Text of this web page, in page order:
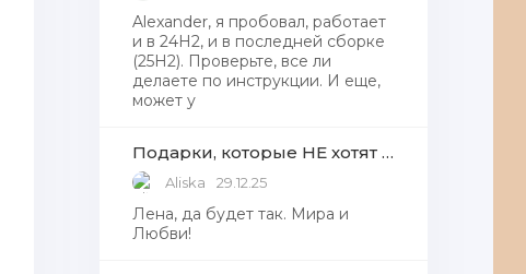
Alexander, я пробовал, работает
и в 24H2, и в последней сборке
(25H2). Проверьте, все ли
делаете по инструкции. И еще,
может у
Подарки, которые НЕ хотят получать от Деда Мороза
Aliska 29.12.25
Лена, да будет так. Мира и
Любви!